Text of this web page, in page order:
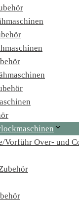
Vorführ Over- und